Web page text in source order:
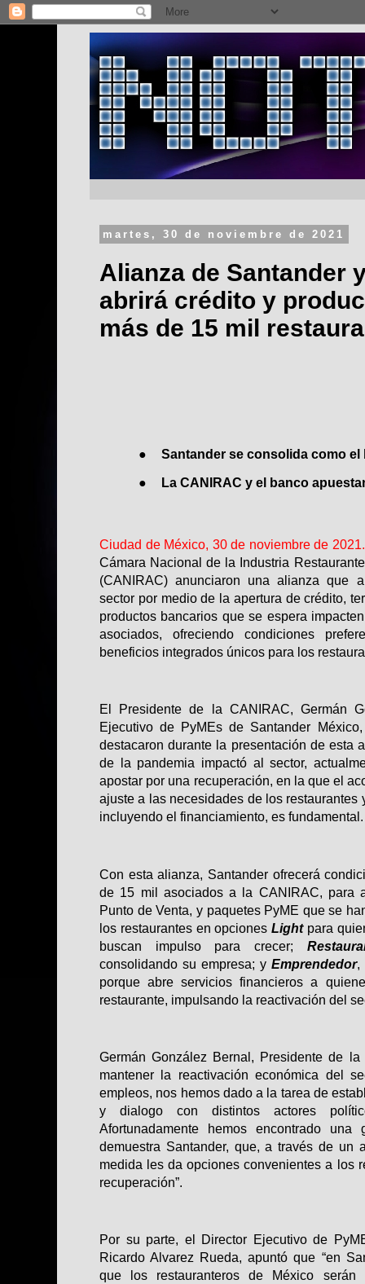
martes, 30 de noviembre de 2021
Alianza de Santander
abrirá crédito y
más de 15 mil
● Santander se consolida como
● La CANIRAC y el banco
Ciudad de México, 30 de noviembre de
Cámara Nacional de la Industria
(CANIRAC) anunciaron una alianza que
sector por medio de la apertura de crédito,
productos bancarios que se espera
asociados, ofreciendo condiciones
beneficios integrados únicos para los
El Presidente de la CANIRAC, Germán
Ejecutivo de PyMEs de Santander
destacaron durante la presentación de esta
de la pandemia impactó al sector,
apostar por una recuperación, en la que el
ajuste a las necesidades de los restaurantes
incluyendo el financiamiento, es fundamental.
Con esta alianza, Santander ofrecerá
de 15 mil asociados a la CANIRAC, para
Punto de Venta, y paquetes PyME que se
los restaurantes en opcionesLightpara
buscan impulso para crecer;
consolidando su empresa; y Emprendedor,
porque abre servicios financieros a
restaurante, impulsando la reactivación del
Germán González Bernal, Presidente de
mantener la reactivación económica del
empleos, nos hemos dado a la tarea de
y dialogo con distintos actores
Afortunadamente hemos encontrado
demuestra Santander, que, a través de un
medida les da opciones convenientes a los
recuperación”.
Por su parte, el Director Ejecutivo de
Ricardo Alvarez Rueda, apuntó que “en
que los restauranteros de México